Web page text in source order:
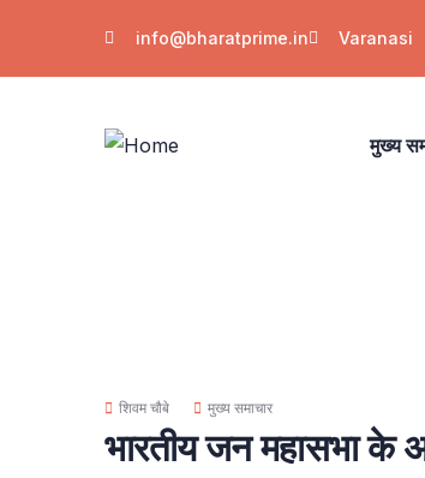
info@bharatprime.in Varanasi
मुख्य
शिवम चौबे मुख्य समाचार
भारतीय जन महासभा के